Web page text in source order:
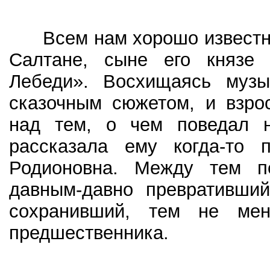
Всем нам хорошо
Салтане, сыне его князе
Лебеди». Восхищаясь
сказочным сюжетом, и
над тем, о чем поведал
рассказала ему когда-то
Родионовна. Между тем
давным-давно
сохранивший, тем не
предшественника.